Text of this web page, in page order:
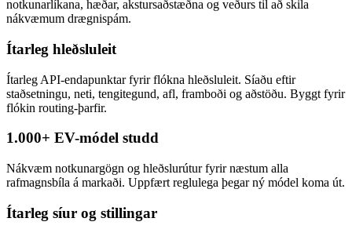
notkunarlíkana, hæðar, akstursaðstæðna og veðurs til að skila
nákvæmum drægnispám.
Ítarleg hleðsluleit
Ítarleg API-endapunktar fyrir flókna hleðsluleit. Síaðu eftir
staðsetningu, neti, tengitegund, afl, framboði og aðstöðu. Byggt fyrir
flókin routing-þarfir.
1.000+ EV-módel studd
Nákvæm notkunargögn og hleðslurútur fyrir næstum alla
rafmagnsbíla á markaði. Uppfært reglulega þegar ný módel koma út.
Ítarleg síur og stillingar